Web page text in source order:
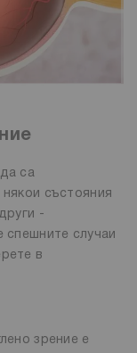
са
състояния
-
спешните случаи
в
зрение е